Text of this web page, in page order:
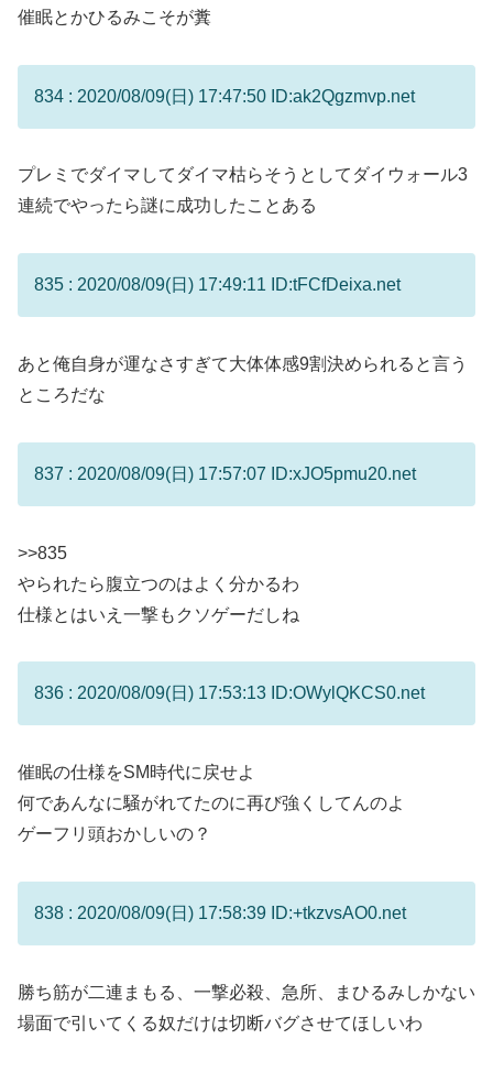
催眠とかひるみこそが糞
834 : 2020/08/09(日) 17:47:50 ID:ak2Qgzmvp.net
プレミでダイマしてダイマ枯らそうとしてダイウォール3
連続でやったら謎に成功したことある
835 : 2020/08/09(日) 17:49:11 ID:tFCfDeixa.net
あと俺自身が運なさすぎて大体体感9割決められると言う
ところだな
837 : 2020/08/09(日) 17:57:07 ID:xJO5pmu20.net
>>835
やられたら腹立つのはよく分かるわ
仕様とはいえ一撃もクソゲーだしね
836 : 2020/08/09(日) 17:53:13 ID:OWylQKCS0.net
催眠の仕様をSM時代に戻せよ
何であんなに騒がれてたのに再び強くしてんのよ
ゲーフリ頭おかしいの？
838 : 2020/08/09(日) 17:58:39 ID:+tkzvsAO0.net
勝ち筋が二連まもる、一撃必殺、急所、まひるみしかない
場面で引いてくる奴だけは切断バグさせてほしいわ